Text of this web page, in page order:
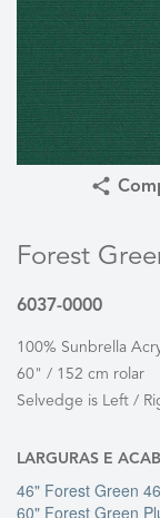
Forest
6037-0000
100% Sunbrella
60" / 152 cm rolar
Selvedge is Left /
LARGURAS E
46" Forest Green
60" Forest Green